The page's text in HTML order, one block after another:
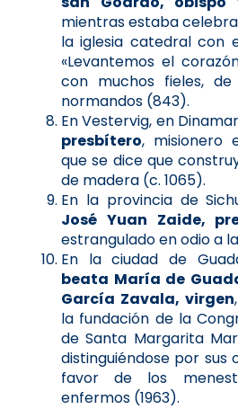
mientras estaba
la iglesia catedral con
«Levantemos el
con muchos fieles,
normandos (843).
En Vestervig, en
presbítero, misionero
que se dice que
de madera (c. 1065).
En la provincia de
José Yuan Zaide,
estrangulado en odio a
En la ciudad de
beata María de
García Zavala, virgen
la fundación de la
de Santa Margarita
distinguiéndose por sus
favor de los
enfermos (1963).